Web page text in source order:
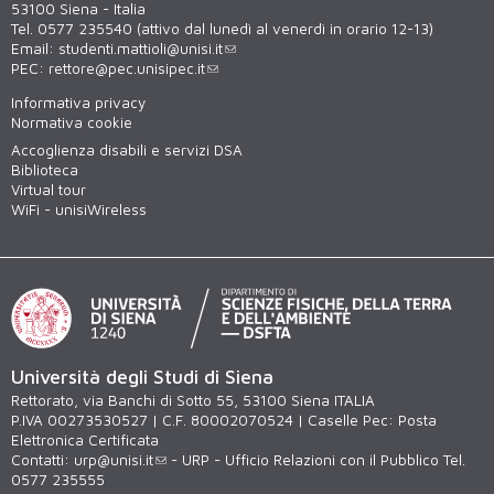
53100 Siena - Italia
Tel. 0577 235540 (attivo dal lunedì al venerdì in orario 12-13)
Email: studenti.mattioli@unisi.it
PEC: rettore@pec.unisipec.it
Informativa privacy
Normativa cookie
Accoglienza disabili e servizi DSA
Biblioteca
Virtual tour
WiFi - unisiWireless
Università degli Studi di Siena
Rettorato, via Banchi di Sotto 55, 53100 Siena ITALIA
P.IVA 00273530527 | C.F. 80002070524 | Caselle Pec: Posta
Elettronica Certificata
Contatti: urp@unisi.it
- URP - Ufficio Relazioni con il Pubblico Tel.
0577 235555